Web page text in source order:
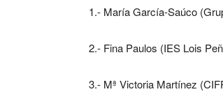
1.- María García-Saúco
2.- Fina Paulos (IES Lois
3.- Mª Victoria Martínez